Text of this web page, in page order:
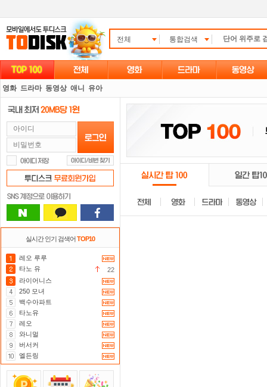
전체 통합검색
영화 드라마 동영상 애니 유아
실시간 인기 검색어TOP10
레오 루루
타노 유
22
라이어니스
250 모녀
백수아파트
타노유
레오
와니멀
버서커
엘든링